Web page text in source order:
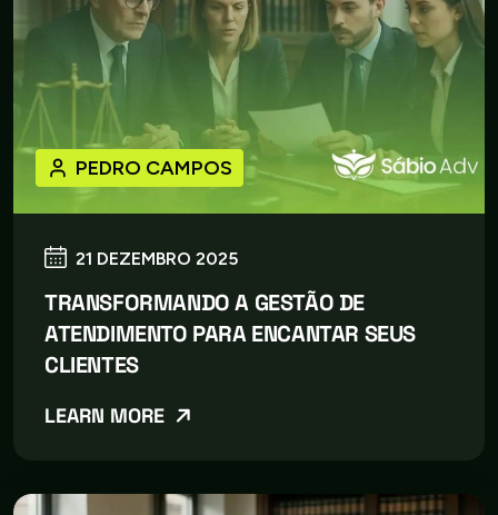
21 DEZEMBRO 2025
PEDRO CAMPOS
TRANSFORMANDO A GESTÃO DE
ATENDIMENTO PARA ENCANTAR SEUS
CLIENTES
LEARN MORE